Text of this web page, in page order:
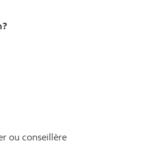
ou conseillère